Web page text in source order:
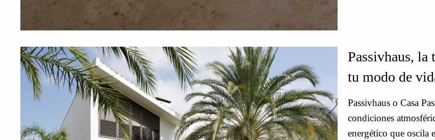
Passivhaus, la
tu modo de
Passivhaus o Casa
condiciones
energético que oscila